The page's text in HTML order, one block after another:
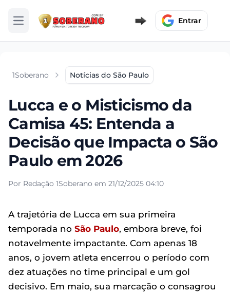
Abrir menu Entrar
1Soberano Notícias do São Paulo
Lucca e o Misticismo da
Camisa 45: Entenda a
Decisão que Impacta o São
Paulo em 2026
Por Redação 1Soberano em 21/12/2025 04:10
A trajetória de Lucca em sua primeira
temporada no São Paulo, embora breve, foi
notavelmente impactante. Com apenas 18
anos, o jovem atleta encerrou o período com
dez atuações no time principal e um gol
decisivo. Em maio, sua marcação o consagrou